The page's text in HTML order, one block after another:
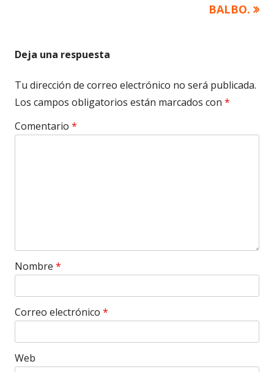
BALBO.
Deja una respuesta
Tu dirección de correo electrónico no será publicada.
Los campos obligatorios están marcados con *
Comentario *
Nombre *
Correo electrónico *
Web